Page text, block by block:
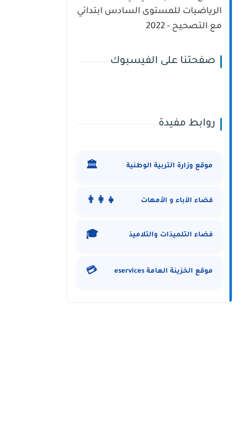
الرياضيات للمستوى السادس ابتدائي
مع التصحيح - 2022
صفحتنا على الفيسبوك
روابط مفيدة
موقع وزارة التربية الوطنية 🏛️
فضاء الآباء و الأمهات 👨‍👩‍👧
فضاء التلميذات والتلاميذ 🎓
موقع الخزينة العامة eservices 💳